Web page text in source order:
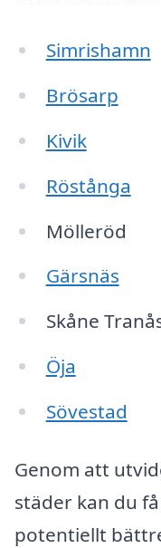
Simrishamn
Brösarp
Kivik
Röstånga
Mölleröd
Gärsnäs
Skåne
Öja
Sövestad
Genom att
städer kan du
potentiellt